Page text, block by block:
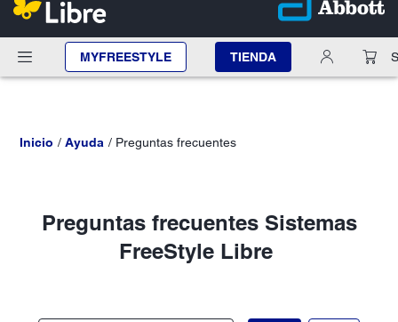
MYFREESTYLE TIENDA
Inicio Ayuda Preguntas frecuentes
Preguntas frecuentes Sistemas
FreeStyle Libre